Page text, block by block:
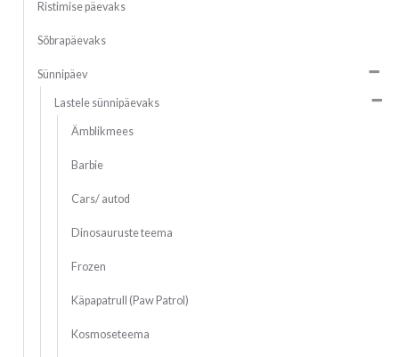
Ristimise päevaks
Sõbrapäevaks
Sünnipäev
Lastele sünnipäevaks
Ämblikmees
Barbie
Cars/ autod
Dinosauruste teema
Frozen
Käpapatrull (Paw Patrol)
Kosmoseteema